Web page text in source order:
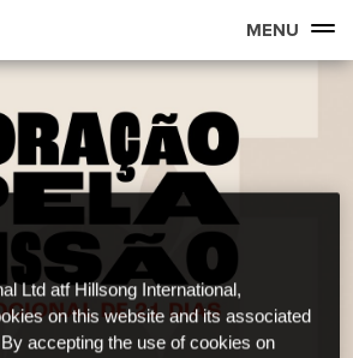
MENU
Ltd atf Hillsong International,
on this website and its associated
accepting the use of cookies on